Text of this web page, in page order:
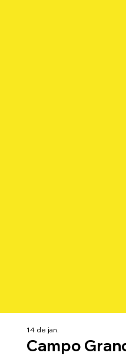
Campo
14 de jan.